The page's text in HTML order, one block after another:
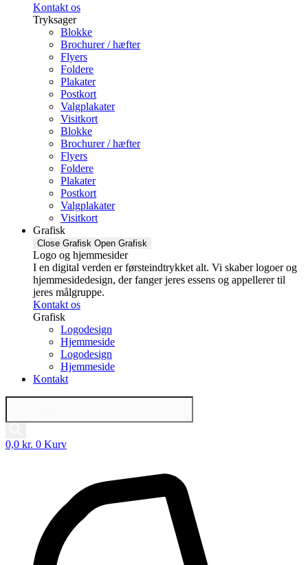
Kontakt os
Tryksager
Blokke
Brochurer / hæfter
Flyers
Foldere
Plakater
Postkort
Valgplakater
Visitkort
Blokke
Brochurer / hæfter
Flyers
Foldere
Plakater
Postkort
Valgplakater
Visitkort
Grafisk
Close Grafisk Open Grafisk
Logo og hjemmesider
I en digital verden er førsteindtrykket alt. Vi skaber logoer og
hjemmesidedesign, der fanger jeres essens og appellerer til
jeres målgruppe.
Kontakt os
Grafisk
Logodesign
Hjemmeside
Logodesign
Hjemmeside
Kontakt
Products
0,0 kr. 0 Kurv